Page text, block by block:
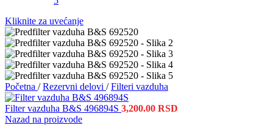
Kliknite za uvećanje
Početna / Rezervni delovi / Filteri vazduha
Filter vazduha B&S 496894S 3,200.00 RSD
Nazad na proizvode